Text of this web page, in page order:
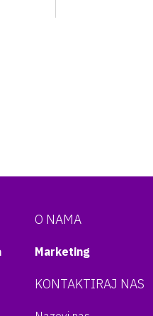
O NAMA
Marketing
KONTAKTIRAJ NAS